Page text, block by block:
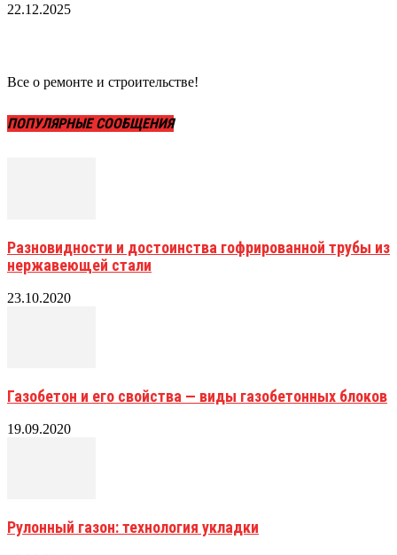
22.12.2025
Все о ремонте и строительстве!
ПОПУЛЯРНЫЕ СООБЩЕНИЯ
Разновидности и достоинства гофрированной трубы из
нержавеющей стали
23.10.2020
Газобетон и его свойства — виды газобетонных блоков
19.09.2020
Рулонный газон: технология укладки